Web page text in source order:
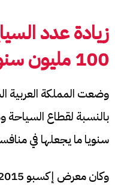
زيادة عدد
100 مليون سنويا
وضعت المملكة العربية
سنويا ما يجعلها في